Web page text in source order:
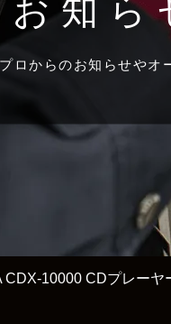
お知
ロからのお知らせや
CDX-10000 CDプレーヤ